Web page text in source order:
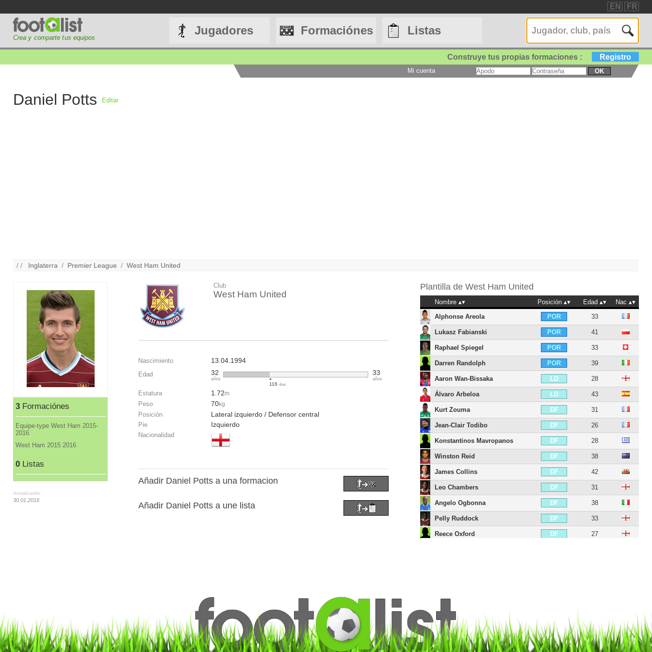
EN FR
Crea y comparte tus equipos
Jugadores Formaciónes Listas
Construye tus propias formaciones : Registro
Mi cuenta OK
Daniel Potts Editar
/ / Inglaterra / Premier League /West Ham United
3Formaciónes
Equipe-type West Ham 2015-
2016
West Ham 2015 2016
0Listas
Actualización :
30.01.2016
Club
West Ham United
Nascimiento 13.04.1994
Edad 32
años
116 días
33
años
Estatura 1.72m
Peso 70kg
Posición Lateral izquierdo / Defensor central
Pie Izquierdo
Nacionalidad
Añadir Daniel Potts a una formacion
Añadir Daniel Potts a une lista
Plantilla de West Ham United
Nombre Posición Edad
Nac
Alphonse Areola
POR 33
Lukasz Fabianski POR 41
Raphael Spiegel POR 33
Darren Randolph POR 39
Aaron Wan-Bissaka LD 28
Álvaro Arbeloa LD 43
Kurt Zouma DF 31
Jean-Clair Todibo DF 26
Konstantinos Mavropanos DF 28
Winston Reid DF 38
James Collins DF 42
Leo Chambers DF 31
Angelo Ogbonna DF 38
Pelly Ruddock DF 33
Reece Oxford DF 27
Emerson Palmieri
Diego Poyet MCD 31
George Moncur MCD 32